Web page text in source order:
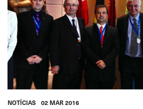
NOTÍCIAS 02 MAR 2016